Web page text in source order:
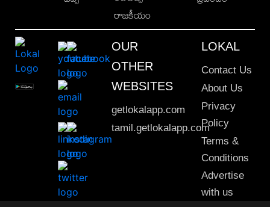
రాజకీయం
OUR
OTHER
WEBSITES
getlokalapp.com
tamil.getlokalapp.com
LOKAL
Contact Us
About Us
Privacy
Policy
Terms &
Conditions
Advertise
with us